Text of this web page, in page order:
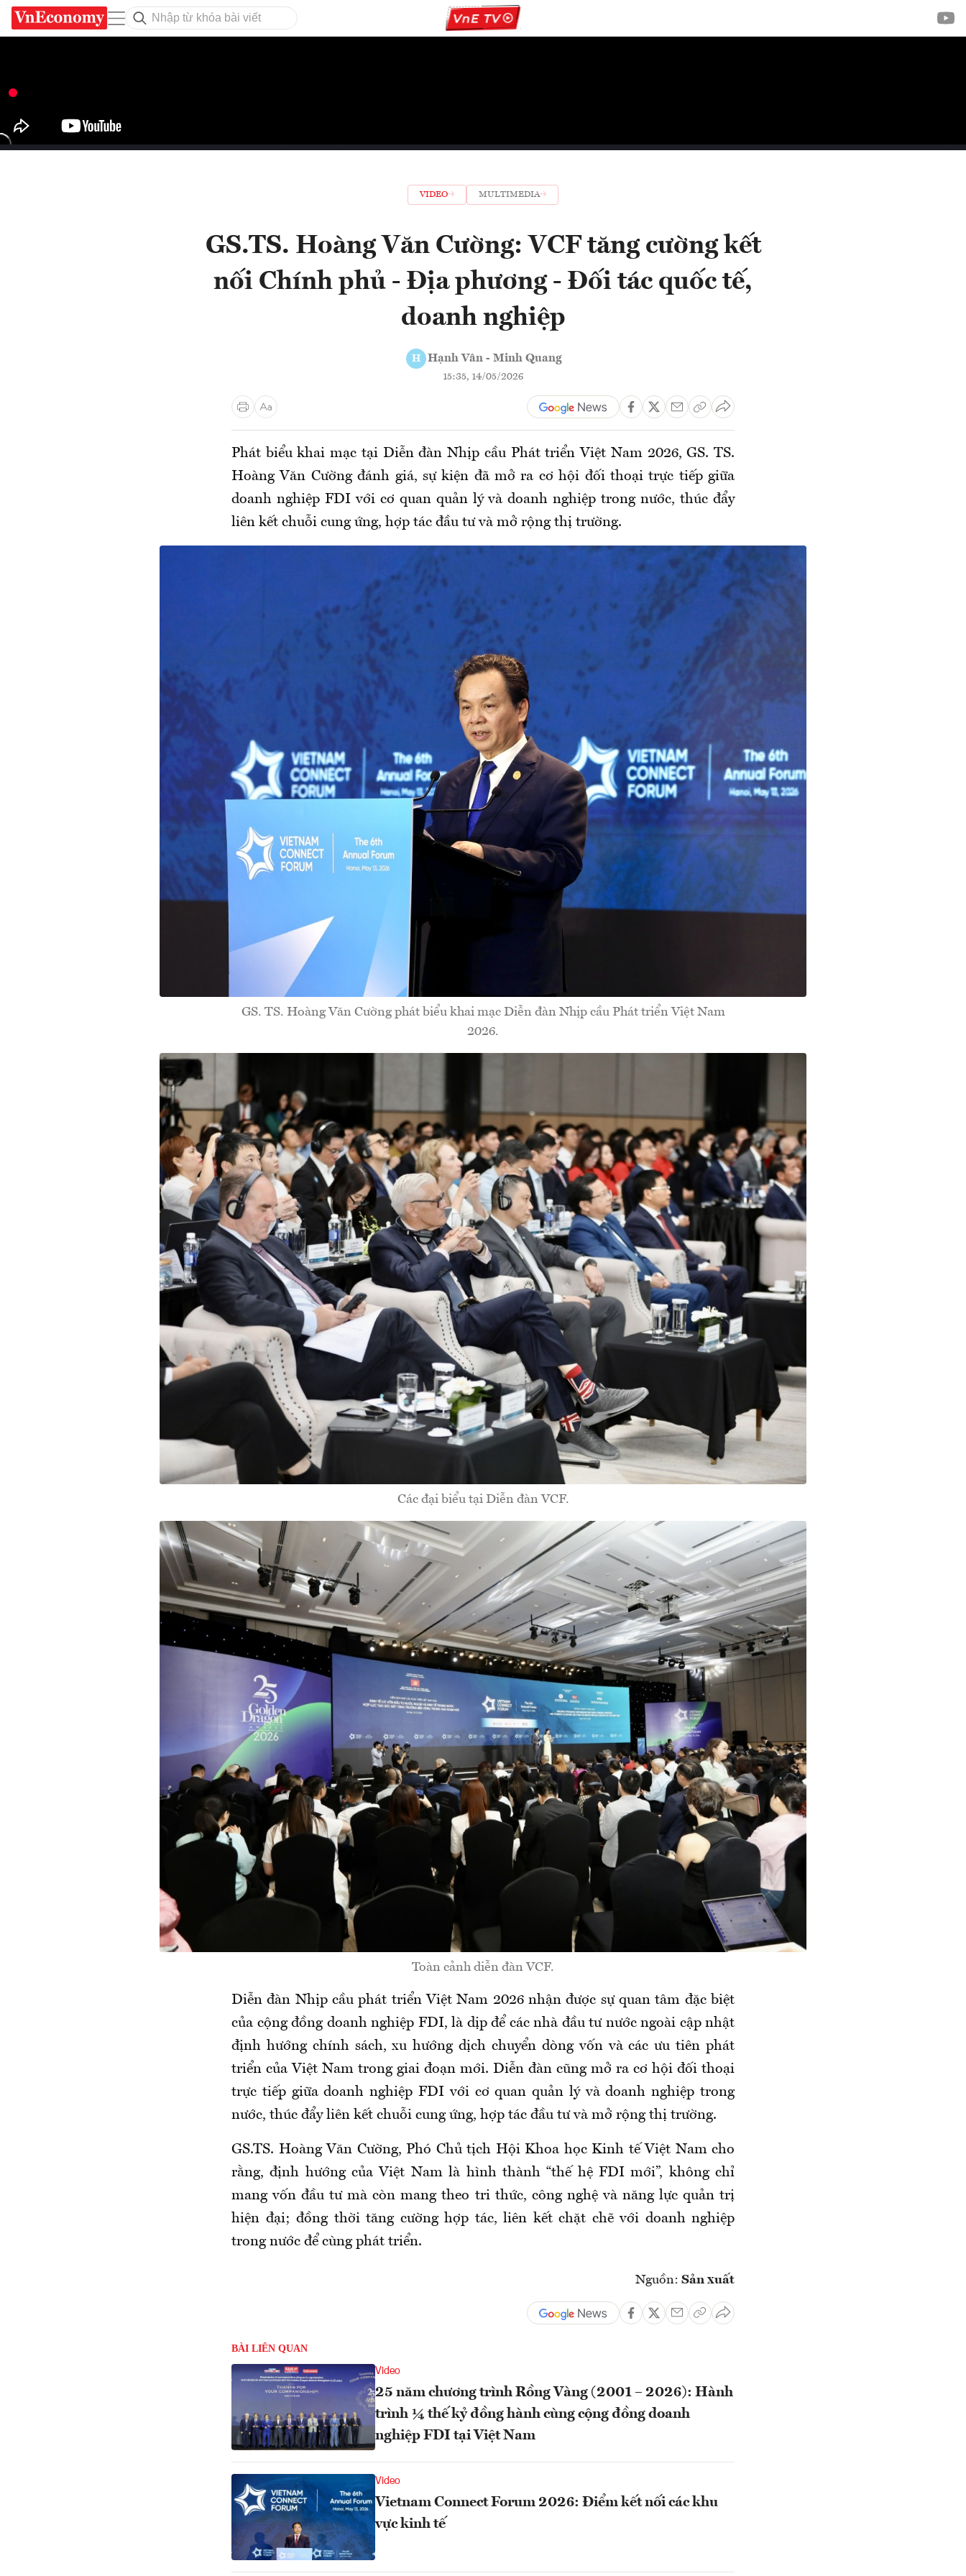
VIDEO MULTIMEDIA
GS.TS. Hoàng Văn Cường: VCF tăng cường kết
nối Chính phủ - Địa phương - Đối tác quốc tế,
doanh nghiệp
H Hạnh Vân - Minh Quang
15:35, 14/05/2026
Phát biểu khai mạc tại Diễn đàn Nhịp cầu Phát triển Việt Nam 2026, GS. TS.
Hoàng Văn Cường đánh giá, sự kiện đã mở ra cơ hội đối thoại trực tiếp giữa
doanh nghiệp FDI với cơ quan quản lý và doanh nghiệp trong nước, thúc đẩy
liên kết chuỗi cung ứng, hợp tác đầu tư và mở rộng thị trường.
GS. TS. Hoàng Văn Cường phát biểu khai mạc Diễn đàn Nhịp cầu Phát triển Việt Nam
2026.
Các đại biểu tại Diễn đàn VCF.
Toàn cảnh diễn đàn VCF.
Diễn đàn Nhịp cầu phát triển Việt Nam 2026 nhận được sự quan tâm đặc biệt
của cộng đồng doanh nghiệp FDI, là dịp để các nhà đầu tư nước ngoài cập nhật
định hướng chính sách, xu hướng dịch chuyển dòng vốn và các ưu tiên phát
triển của Việt Nam trong giai đoạn mới. Diễn đàn cũng mở ra cơ hội đối thoại
trực tiếp giữa doanh nghiệp FDI với cơ quan quản lý và doanh nghiệp trong
nước, thúc đẩy liên kết chuỗi cung ứng, hợp tác đầu tư và mở rộng thị trường.
GS.TS. Hoàng Văn Cường, Phó Chủ tịch Hội Khoa học Kinh tế Việt Nam cho
rằng, định hướng của Việt Nam là hình thành “thế hệ FDI mới”, không chỉ
mang vốn đầu tư mà còn mang theo tri thức, công nghệ và năng lực quản trị
hiện đại; đồng thời tăng cường hợp tác, liên kết chặt chẽ với doanh nghiệp
trong nước để cùng phát triển.
Nguồn: Sản xuất
BÀI LIÊN QUAN
Video
25 năm chương trình Rồng Vàng (2001 – 2026): Hành
trình ¼ thế kỷ đồng hành cùng cộng đồng doanh
nghiệp FDI tại Việt Nam
Video
Vietnam Connect Forum 2026: Điểm kết nối các khu
vực kinh tế